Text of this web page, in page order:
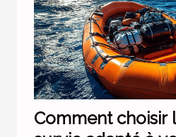
Comment choisir